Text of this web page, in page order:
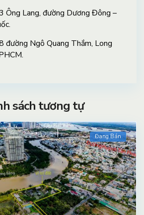
Ông Lang, đường Dương Đông –
đường Ngô Quang Thắm, Long
sách tương tự
Đang Bán